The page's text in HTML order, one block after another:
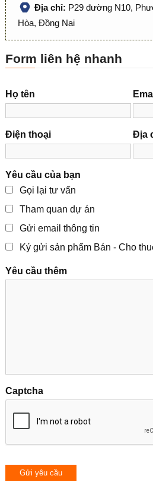
Địa chỉ: P29 đường N10,
Hòa, Đồng Nai
Form liên hệ nhanh
Họ tên
Điện thoại Địa
Yêu cầu của bạn
Gọi lại tư vấn
Tham quan dự án
Gửi email thông tin
Ký gửi sản phẩm Bán - Cho
Yêu cầu thêm
Captcha